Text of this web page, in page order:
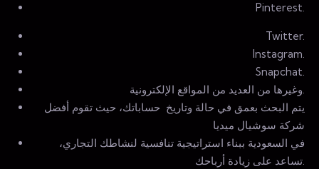
Pinterest.
Twitter.
Instagram.
Snapchat.
وغيرها من العديد من المواقع الإلكترونية.
شركة سوشيال ميديا
في السعودية ببناء استراتيجية تنافسية لنشاطك التجاري،
تساعد على زيادة أرباحك.